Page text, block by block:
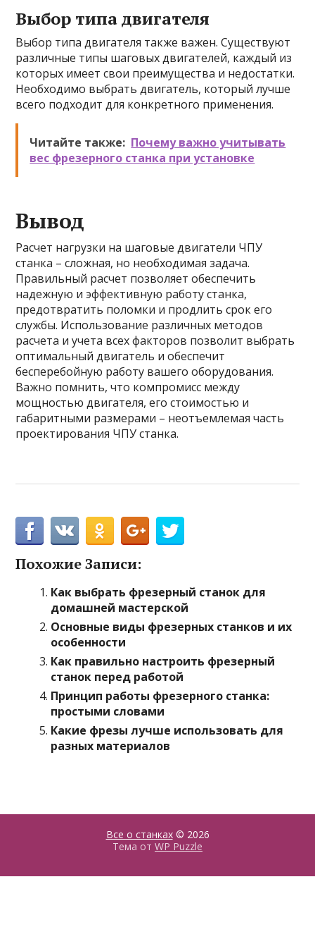
Выбор типа двигателя
Выбор типа двигателя также важен. Существуют
различные типы шаговых двигателей, каждый из
которых имеет свои преимущества и недостатки.
Необходимо выбрать двигатель, который лучше
всего подходит для конкретного применения.
Читайте также: Почему важно учитывать
вес фрезерного станка при установке
Вывод
Расчет нагрузки на шаговые двигатели ЧПУ
станка – сложная, но необходимая задача.
Правильный расчет позволяет обеспечить
надежную и эффективную работу станка,
предотвратить поломки и продлить срок его
службы. Использование различных методов
расчета и учета всех факторов позволит выбрать
оптимальный двигатель и обеспечит
бесперебойную работу вашего оборудования.
Важно помнить, что компромисс между
мощностью двигателя, его стоимостью и
габаритными размерами – неотъемлемая часть
проектирования ЧПУ станка.
Похожие Записи:
Как выбрать фрезерный станок для
домашней мастерской
Основные виды фрезерных станков и их
особенности
Как правильно настроить фрезерный
станок перед работой
Принцип работы фрезерного станка:
простыми словами
Какие фрезы лучше использовать для
разных материалов
Все о станках© 2026
Тема от WP Puzzle